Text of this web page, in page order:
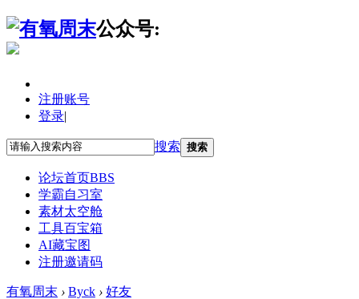
公众号:
注册账号
登录|
搜索 搜索
论坛首页BBS
学霸自习室
素材太空舱
工具百宝箱
AI藏宝图
注册邀请码
有氧周末 › Byck › 好友